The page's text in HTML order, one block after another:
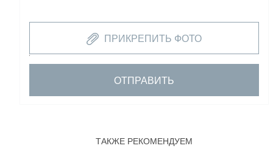
ПРИКРЕПИТЬ ФОТО
ОТПРАВИТЬ
ТАКЖЕ РЕКОМЕНДУЕМ